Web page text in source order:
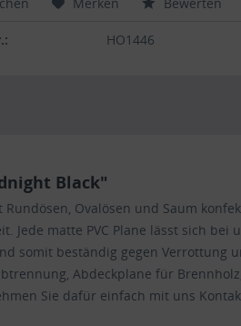
HO1446
Black"
Ovalösen und Saum
Jede matte PVC Plane lässt sich bei
somit beständig gegen Verrottung
Abdeckplane für Brennholz,
Sie dafür einfach mit uns